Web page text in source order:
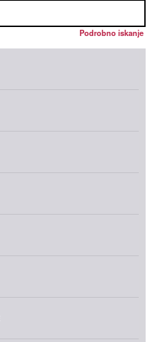
Podrobno iskanje